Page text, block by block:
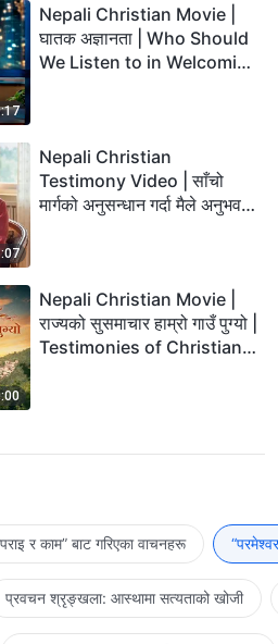
Nepali Christian Movie |
घातक अज्ञानता | Who Should
We Listen to in Welcoming
Nepali Christian
Testimony Video | साँचो
मार्गको अनुसन्धान गर्दा मैले अनुभव
Nepali Christian Movie |
राज्यको सुसमाचार हाम्रो गाउँ पुग्यो |
Testimonies of Christians
र काम” बाट गरिएका वाचनहरू
प्रवचन श्रृङ्खला: आस्थामा सत्यताको खोजी